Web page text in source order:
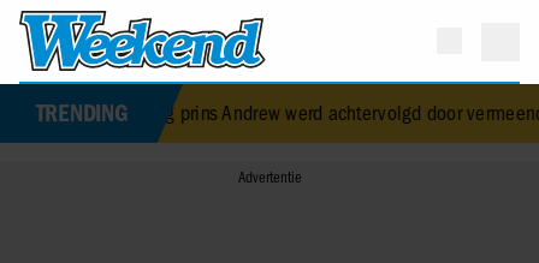
TRENDING
prins Andrew werd achtervolgd door vermeende stalker met